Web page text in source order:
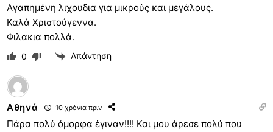
Αγαπημένη λιχουδια για μικρούς και μεγάλους.
Καλά Χριστούγεννα.
Φιλακια πολλά.
0 Απάντηση
Αθηνά 10 χρόνια πριν
Πάρα πολύ όμορφα έγιναν!!!! Και μου άρεσε πολύ που